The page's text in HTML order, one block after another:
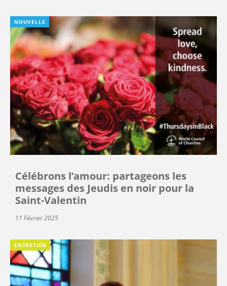
NOUVELLE
Célébrons l’amour: partageons les
messages des Jeudis en noir pour la
Saint-Valentin
11 Février 2025
ENTRETIEN